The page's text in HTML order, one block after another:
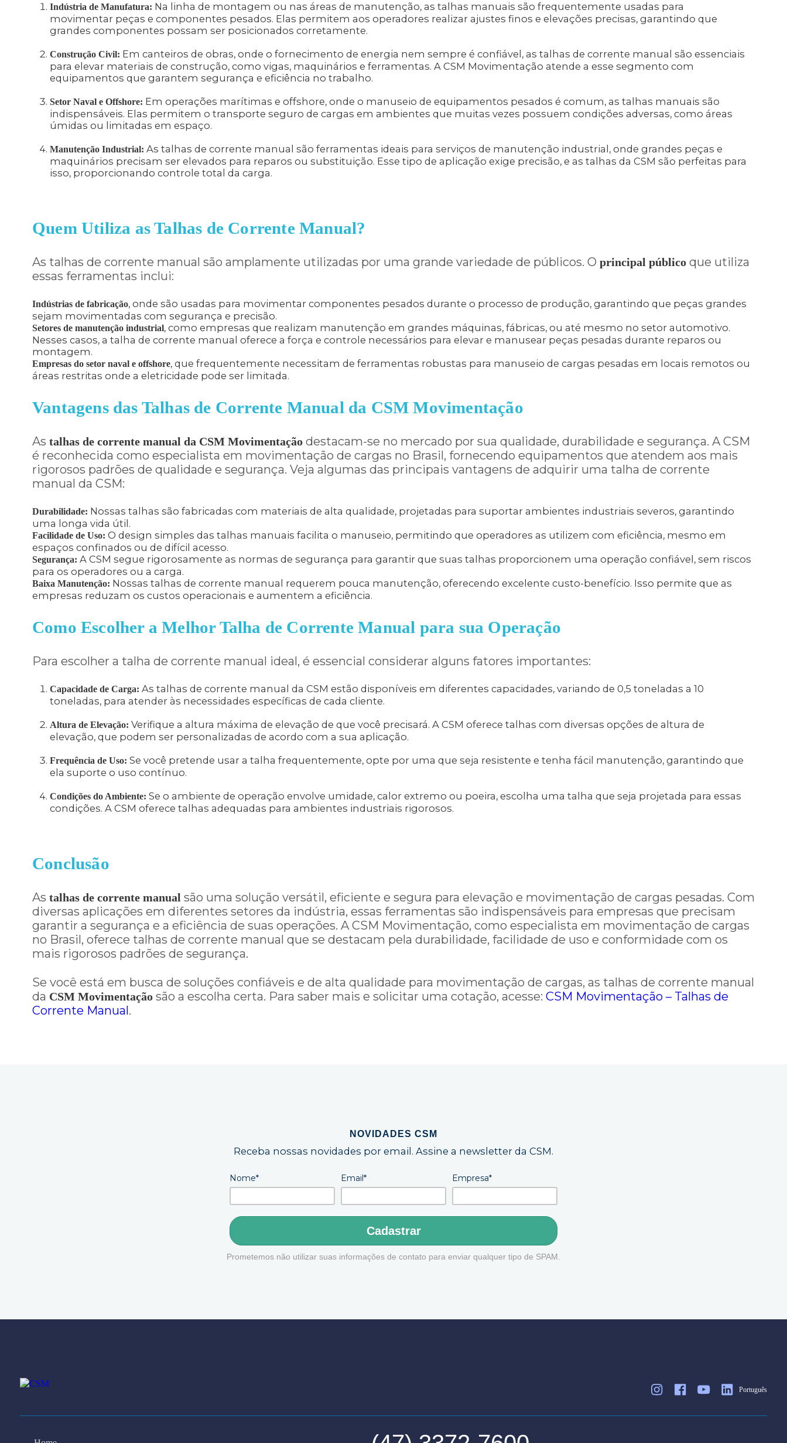
Indústria de Manufatura: Na linha de montagem ou nas áreas de manutenção, as talhas manuais são frequentemente usadas para
movimentar peças e componentes pesados. Elas permitem aos operadores realizar ajustes finos e elevações precisas, garantindo que
grandes componentes possam ser posicionados corretamente.
Construção Civil: Em canteiros de obras, onde o fornecimento de energia nem sempre é confiável, as talhas de corrente manual são essenciais
para elevar materiais de construção, como vigas, maquinários e ferramentas. A CSM Movimentação atende a esse segmento com
equipamentos que garantem segurança e eficiência no trabalho.
Setor Naval e Offshore: Em operações marítimas e offshore, onde o manuseio de equipamentos pesados é comum, as talhas manuais são
indispensáveis. Elas permitem o transporte seguro de cargas em ambientes que muitas vezes possuem condições adversas, como áreas
úmidas ou limitadas em espaço.
Manutenção Industrial: As talhas de corrente manual são ferramentas ideais para serviços de manutenção industrial, onde grandes peças e
maquinários precisam ser elevados para reparos ou substituição. Esse tipo de aplicação exige precisão, e as talhas da CSM são perfeitas para
isso, proporcionando controle total da carga.
Quem Utiliza as Talhas de Corrente Manual?
As talhas de corrente manual são amplamente utilizadas por uma grande variedade de públicos. O principal público que utiliza
essas ferramentas inclui:
Indústrias de fabricação, onde são usadas para movimentar componentes pesados durante o processo de produção, garantindo que peças grandes
sejam movimentadas com segurança e precisão.
Setores de manutenção industrial, como empresas que realizam manutenção em grandes máquinas, fábricas, ou até mesmo no setor automotivo.
Nesses casos, a talha de corrente manual oferece a força e controle necessários para elevar e manusear peças pesadas durante reparos ou
montagem.
Empresas do setor naval e offshore, que frequentemente necessitam de ferramentas robustas para manuseio de cargas pesadas em locais remotos ou
áreas restritas onde a eletricidade pode ser limitada.
Vantagens das Talhas de Corrente Manual da CSM Movimentação
As talhas de corrente manual da CSM Movimentação destacam-se no mercado por sua qualidade, durabilidade e segurança. A CSM
é reconhecida como especialista em movimentação de cargas no Brasil, fornecendo equipamentos que atendem aos mais
rigorosos padrões de qualidade e segurança. Veja algumas das principais vantagens de adquirir uma talha de corrente
manual da CSM:
Durabilidade: Nossas talhas são fabricadas com materiais de alta qualidade, projetadas para suportar ambientes industriais severos, garantindo
uma longa vida útil.
Facilidade de Uso: O design simples das talhas manuais facilita o manuseio, permitindo que operadores as utilizem com eficiência, mesmo em
espaços confinados ou de difícil acesso.
Segurança: A CSM segue rigorosamente as normas de segurança para garantir que suas talhas proporcionem uma operação confiável, sem riscos
para os operadores ou a carga.
Baixa Manutenção: Nossas talhas de corrente manual requerem pouca manutenção, oferecendo excelente custo-benefício. Isso permite que as
empresas reduzam os custos operacionais e aumentem a eficiência.
Como Escolher a Melhor Talha de Corrente Manual para sua Operação
Para escolher a talha de corrente manual ideal, é essencial considerar alguns fatores importantes:
Capacidade de Carga: As talhas de corrente manual da CSM estão disponíveis em diferentes capacidades, variando de 0,5 toneladas a 10
toneladas, para atender às necessidades específicas de cada cliente.
Altura de Elevação: Verifique a altura máxima de elevação de que você precisará. A CSM oferece talhas com diversas opções de altura de
elevação, que podem ser personalizadas de acordo com a sua aplicação.
Frequência de Uso: Se você pretende usar a talha frequentemente, opte por uma que seja resistente e tenha fácil manutenção, garantindo que
ela suporte o uso contínuo.
Condições do Ambiente: Se o ambiente de operação envolve umidade, calor extremo ou poeira, escolha uma talha que seja projetada para essas
condições. A CSM oferece talhas adequadas para ambientes industriais rigorosos.
Conclusão
As talhas de corrente manual são uma solução versátil, eficiente e segura para elevação e movimentação de cargas pesadas. Com
diversas aplicações em diferentes setores da indústria, essas ferramentas são indispensáveis para empresas que precisam
garantir a segurança e a eficiência de suas operações. A CSM Movimentação, como especialista em movimentação de cargas
no Brasil, oferece talhas de corrente manual que se destacam pela durabilidade, facilidade de uso e conformidade com os
mais rigorosos padrões de segurança.
Se você está em busca de soluções confiáveis e de alta qualidade para movimentação de cargas, as talhas de corrente manual
da CSM Movimentação são a escolha certa. Para saber mais e solicitar uma cotação, acesse: CSM Movimentação – Talhas de
Corrente Manual.
NOVIDADES CSM
Receba nossas novidades por email. Assine a newsletter da CSM.
Nome* Email* Empresa*
Cadastrar
Prometemos não utilizar suas informações de contato para enviar qualquer tipo de SPAM.
Português